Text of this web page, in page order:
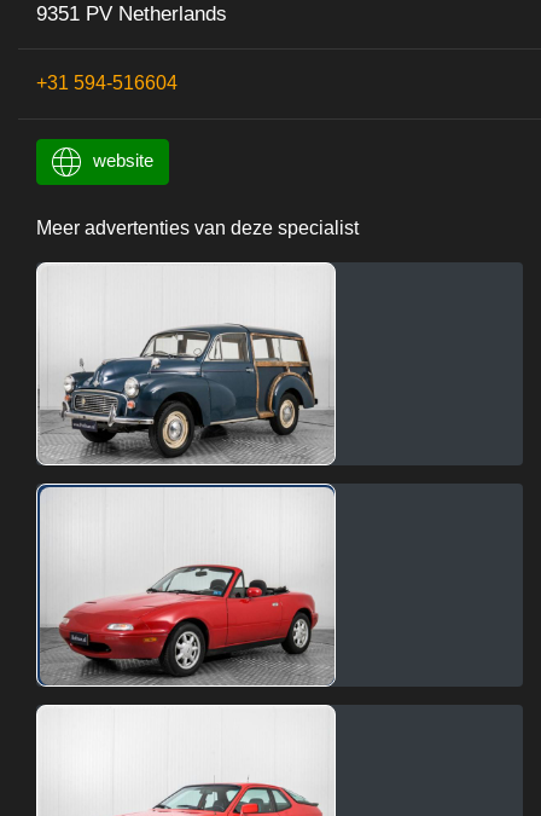
9351 PV Netherlands
+31 594-516604
website
Meer advertenties van deze specialist